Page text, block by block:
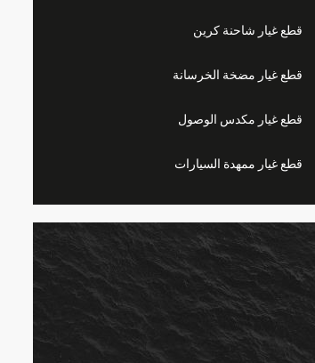
قطع غيار شاحنة كرين
قطع غيار مضخة الخرسانة
قطع غيار مكدس الوصول
قطع غيار ممهدة السيارات